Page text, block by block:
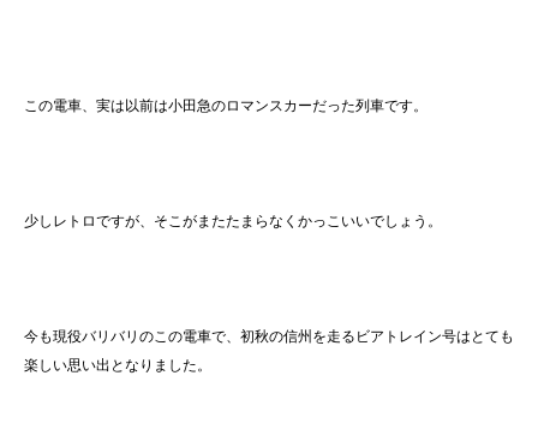
この電車、実は以前は小田急のロマンスカーだった列車です。
少しレトロですが、そこがまたたまらなくかっこいいでしょう。
今も現役バリバリのこの電車で、初秋の信州を走るビアトレイン号はとても
楽しい思い出となりました。